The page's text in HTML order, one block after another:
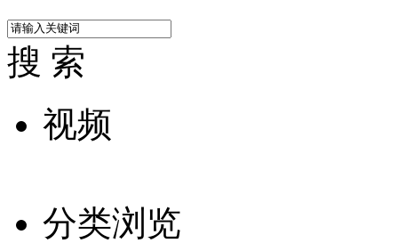
搜 索
视频
分类浏览